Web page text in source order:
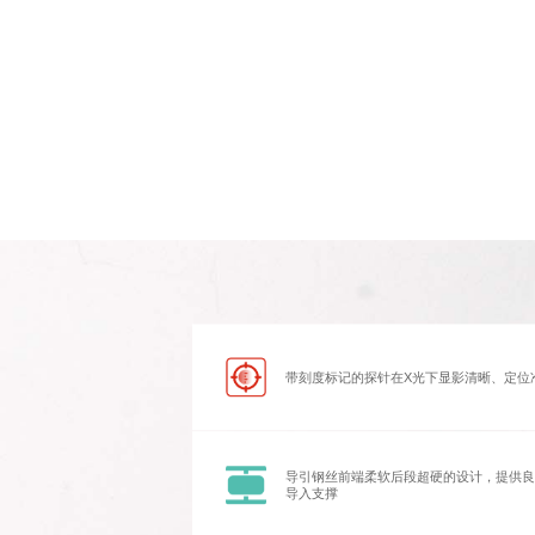
带刻度标记的探针在X光下显影清晰、定位
导引钢丝前端柔软后段超硬的设计，提供
导入支撑